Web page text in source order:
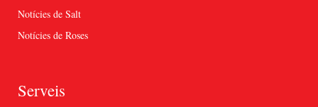
Notícies de Salt
Notícies de Roses
Serveis